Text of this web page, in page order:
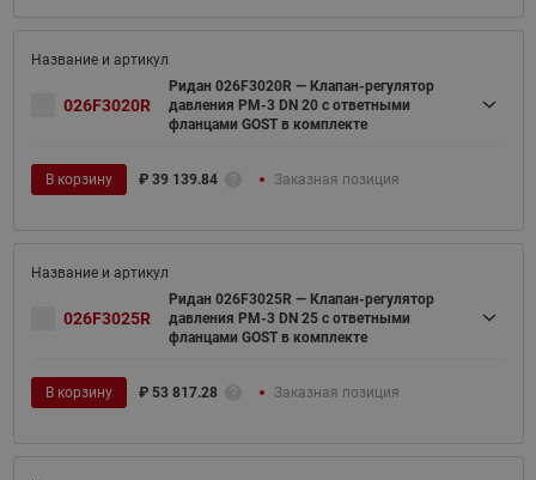
026F3020R
Ридан 026F3020R — Клапан-регулятор
давления PM-3 DN 20 с ответными
фланцами GOST в комплекте
В корзину ₽ 39 139.84 Заказная позиция
026F3025R
Ридан 026F3025R — Клапан-регулятор
давления PM-3 DN 25 с ответными
фланцами GOST в комплекте
В корзину ₽ 53 817.28 Заказная позиция